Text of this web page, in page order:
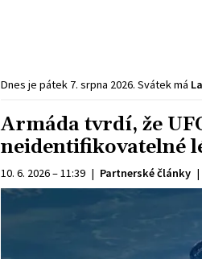
Dnes je pátek 7. srpna 2026. Svátek má
Armáda tvrdí, že
neidentifikovatelné
10. 6. 2026 – 11:39 | Partnerské články |